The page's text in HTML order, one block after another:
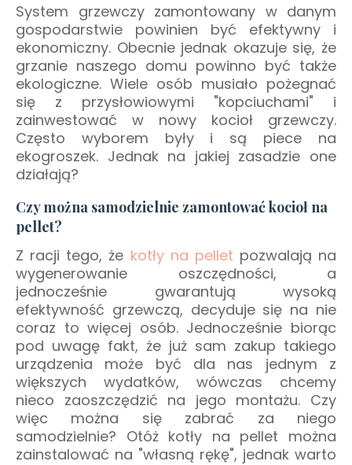
System grzewczy zamontowany w danym
gospodarstwie powinien być efektywny i
ekonomiczny. Obecnie jednak okazuje się, że
grzanie naszego domu powinno być także
ekologiczne. Wiele osób musiało pożegnać
się z przysłowiowymi "kopciuchami" i
zainwestować w nowy kocioł grzewczy.
Często wyborem były i są piece na
ekogroszek. Jednak na jakiej zasadzie one
działają?
Czy można samodzielnie zamontować kocioł na
pellet?
Z racji tego, że kotły na pellet pozwalają na
wygenerowanie oszczędności, a
jednocześnie gwarantują wysoką
efektywność grzewczą, decyduje się na nie
coraz to więcej osób. Jednocześnie biorąc
pod uwagę fakt, że już sam zakup takiego
urządzenia może być dla nas jednym z
większych wydatków, wówczas chcemy
nieco zaoszczędzić na jego montażu. Czy
więc można się zabrać za niego
samodzielnie? Otóż kotły na pellet można
zainstalować na "własną rękę", jednak warto